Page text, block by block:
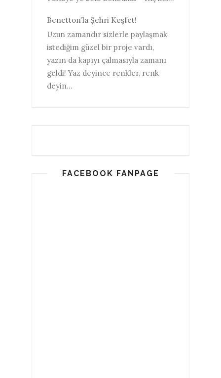
Benetton’la Şehri Keşfet!
Uzun zamandır sizlerle paylaşmak
istediğim güzel bir proje vardı,
yazın da kapıyı çalmasıyla zamanı
geldi! Yaz deyince renkler, renk
deyin...
FACEBOOK FANPAGE